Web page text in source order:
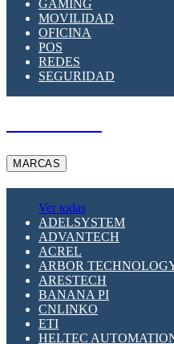
GAMING
MOVILIDAD
OFICINA
POS
REDES
SEGURIDAD
MARCAS
Ver todas
ADELSYSTEM
ADVANTECH
ACREL
ARBOR
ARESTECH
BANANA PI
CNLINKO
ETI
HELTEC